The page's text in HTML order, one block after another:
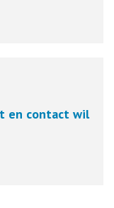
en contact wil